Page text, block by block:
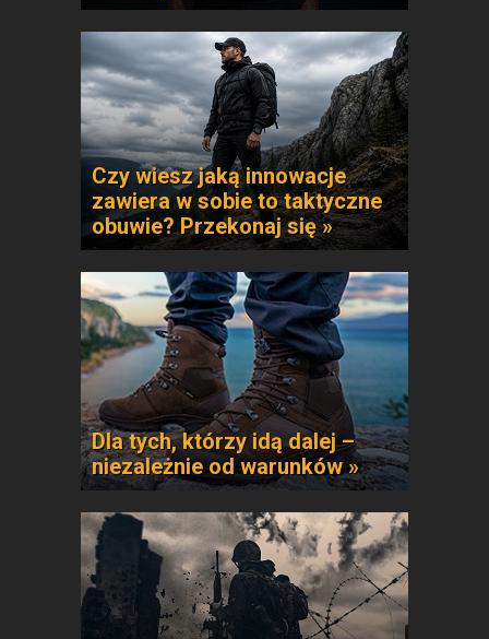
Czy wiesz jaką innowacje
zawiera w sobie to taktyczne
obuwie? Przekonaj się »
Dla tych, którzy idą dalej –
niezależnie od warunków »